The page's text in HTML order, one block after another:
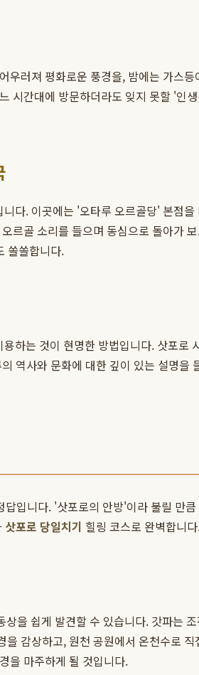
러져 평화로운 풍경을, 밤에는 가스
시간대에 방문하더라도 잊지 못할 '인
다. 이곳에는 '오타루 오르골당' 본점
골 소리를 들으며 동심으로 돌아가
쏠쏠합니다.
용하는 것이 현명한 방법입니다. 삿포로
역사와 문화에 대한 깊이 있는 설명
답입니다. '삿포로의 안방'이라 불릴 만
삿포로 당일치기 힐링 코스로 완벽합니
을 쉽게 발견할 수 있습니다. 갓파는
감상하고, 원천 공원에서 온천수로
을 마주하게 될 것입니다.